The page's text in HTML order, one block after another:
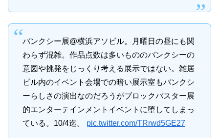
バンクシー展@横浜アソビル。月曜日の昼にも関
わらず混雑。作品点数は多いもののバンクシーの
意図や挑発をじっくり考える展示ではない。雑居
ビル内のイベント会場での暗い展示室もバンクシ
ーらしさの演出なのだろうがブロックバスター展
的エンターテインメントイベントに堕してしまっ
ている。10/4迄。 pic.twitter.com/TRrwd5GE27